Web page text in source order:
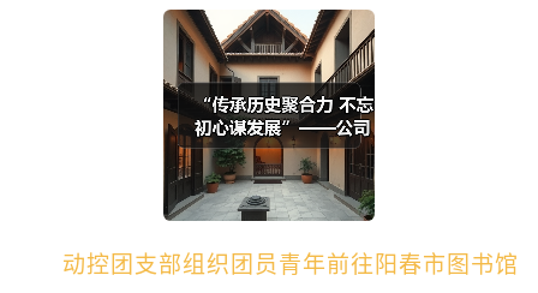
动控团支部组织团员青年前往阳春市图书馆